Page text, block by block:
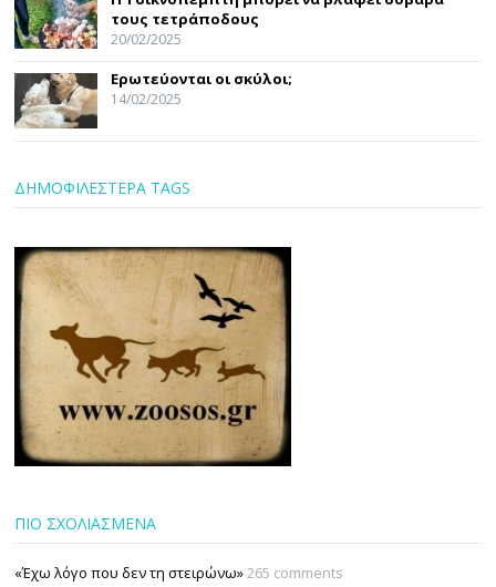
τους τετράποδους
20/02/2025
Ερωτεύονται οι σκύλοι;
14/02/2025
ΔΗΜΟΦΙΛΕΣΤΕΡΑ TAGS
ΠΙΟ ΣΧΟΛΙΑΣΜΕΝΑ
«Έχω λόγο που δεν τη στειρώνω»265 comments